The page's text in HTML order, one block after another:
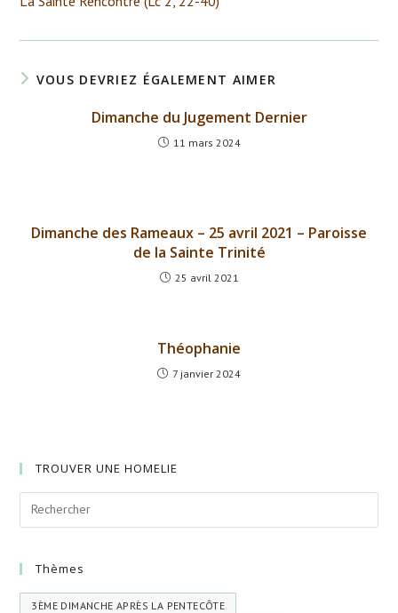
articles
VOUS DEVRIEZ ÉGALEMENT AIMER
Dimanche du Jugement Dernier
11 mars 2024
Dimanche des Rameaux – 25 avril 2021 – Paroisse
de la Sainte Trinité
25 avril 2021
Théophanie
7 janvier 2024
TROUVER UNE HOMELIE
Thèmes
3ÈME DIMANCHE APRÈS LA PENTECÔTE